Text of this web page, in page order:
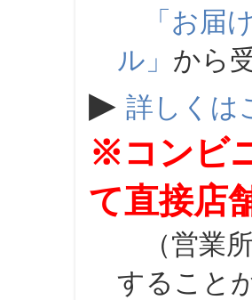
「お届
ル」 から
▶ 詳しくは
※コンビ
て直接店
（営業所
すること